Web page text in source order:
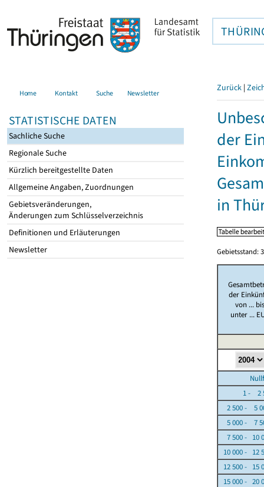
Home Kontakt Suche Newsletter
STATISTISCHE DATEN
Sachliche Suche
Regionale Suche
Kürzlich bereitgestellte Daten
Allgemeine Angaben, Zuordnungen
Gebietsveränderungen,
Änderungen zum Schlüsselverzeichnis
Definitionen und Erläuterungen
Newsletter
Zurück |
der
in
Gebietsstand:
der
von ...
unter ...
1 - 2
2 500 - 5
5 000 - 7
7 500 - 10
10 000 - 12
12 500 - 15
15 000 - 20